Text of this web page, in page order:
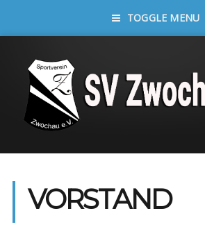
TOGGLE MENU
VORSTAND